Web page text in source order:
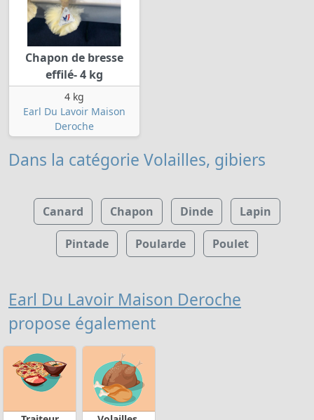
Chapon de bresse
effilé- 4 kg
4 kg
Earl Du Lavoir Maison
Deroche
Dans la catégorie Volailles, gibiers
Canard Chapon Dinde Lapin
Pintade Poularde Poulet
Earl Du Lavoir Maison Deroche
propose également